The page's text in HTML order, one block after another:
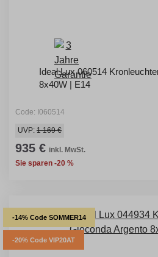
Ideal Lux 060514
8x40W | E14
Code: I060514
UVP: 1 169 €
935 € inkl. MwSt.
Sie sparen -20 %
-14% Code SOMMER14
-20% Code VIP20AT